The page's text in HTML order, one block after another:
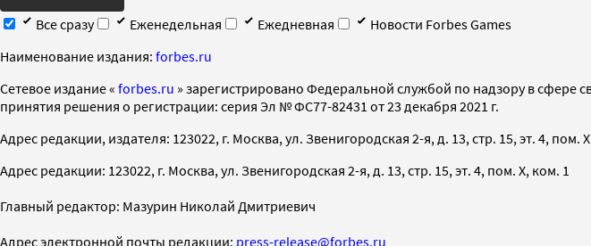
Все сразу
Еженедельная Ежедневная
Новости Forbes Games
Наименование издания: forbes.ru
Cетевое издание « forbes.ru » зарегистрировано Федеральной службой по надзору в
принятия решения о регистрации: серия Эл № ФС77-82431 от 23 декабря 2021 г.
Адрес редакции, издателя: 123022, г. Москва, ул. Звенигородская 2-я, д. 13, стр. 15, эт. 4, пом.
Адрес редакции: 123022, г. Москва, ул. Звенигородская 2-я, д. 13, стр. 15, эт. 4, пом. X, ком. 1
Главный редактор: Мазурин Николай Дмитриевич
Адрес электронной почты редакции: press-release@forbes.ru